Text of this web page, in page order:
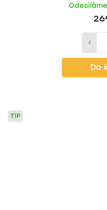
Do
TIP